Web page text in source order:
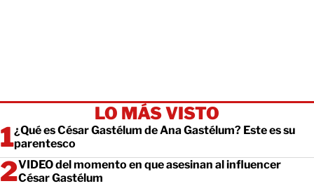
LO MÁS VISTO
¿Qué es César Gastélum de Ana Gastélum? Este es su
parentesco
VIDEO del momento en que asesinan al influencer
César Gastélum